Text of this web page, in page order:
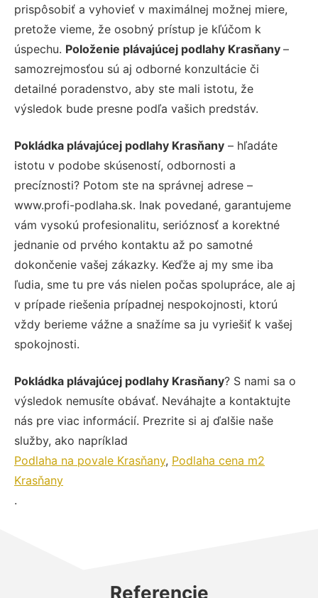
prispôsobiť a vyhovieť v maximálnej možnej miere,
pretože vieme, že osobný prístup je kľúčom k
úspechu. Položenie plávajúcej podlahy Krasňany –
samozrejmosťou sú aj odborné konzultácie či
detailné poradenstvo, aby ste mali istotu, že
výsledok bude presne podľa vašich predstáv.
Pokládka plávajúcej podlahy Krasňany – hľadáte
istotu v podobe skúseností, odbornosti a
precíznosti? Potom ste na správnej adrese –
www.profi-podlaha.sk. Inak povedané, garantujeme
vám vysokú profesionalitu, serióznosť a korektné
jednanie od prvého kontaktu až po samotné
dokončenie vašej zákazky. Keďže aj my sme iba
ľudia, sme tu pre vás nielen počas spolupráce, ale aj
v prípade riešenia prípadnej nespokojnosti, ktorú
vždy berieme vážne a snažíme sa ju vyriešiť k vašej
spokojnosti.
Pokládka plávajúcej podlahy Krasňany? S nami sa o
výsledok nemusíte obávať. Neváhajte a kontaktujte
nás pre viac informácií. Prezrite si aj ďalšie naše
služby, ako napríklad
Podlaha na povale Krasňany, Podlaha cena m2
Krasňany
.
Referencie